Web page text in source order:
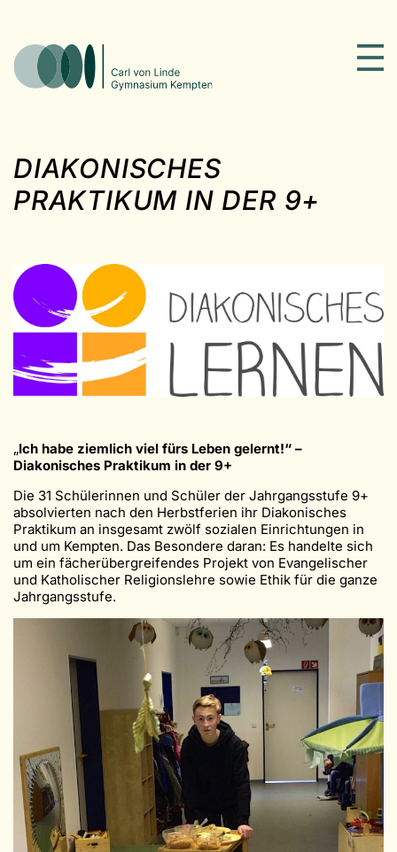
DIAKONISCHES
PRAKTIKUM IN DER 9+
„Ich habe ziemlich viel fürs Leben gelernt!“ –
Diakonisches Praktikum in der 9+
Die 31 Schülerinnen und Schüler der Jahrgangsstufe 9+
absolvierten nach den Herbstferien ihr Diakonisches
Praktikum an insgesamt zwölf sozialen Einrichtungen in
und um Kempten. Das Besondere daran: Es handelte sich
um ein fächerübergreifendes Projekt von Evangelischer
und Katholischer Religionslehre sowie Ethik für die ganze
Jahrgangsstufe.